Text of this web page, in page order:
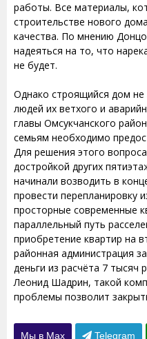
работы. Все материалы,
строительстве нового
качества. По мнению
надеяться на то, что
не будет.
Однако строящийся дом не
людей их ветхого и
главы Омсукчанского
семьям необходимо
Для решения этого
достройкой других
начинали возводить в
провести перепланировку
просторные современные
параллельный путь
приобретение квартир на
районная администрация
деньги из расчёта 7 тысяч
Леонид Шадрин, такой
проблемы позволит
Мы в Max Telegram